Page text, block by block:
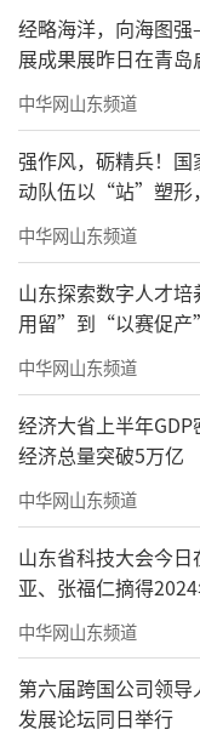
式与良性发展”
企业家、大咖
发展路径和商
区）”展旨在多
流，树立优秀
推动行业可持续
▲青岛云玺
云玺社区
活的一个缩影。
经略海洋，向海图
展成果展昨日在青岛
中华网山东频道
强作风，砺精兵！
动队伍以“站”塑
中华网山东频道
山东探索数字人才
用留”到“以赛促
中华网山东频道
经济大省上半年
经济总量突破5万亿
中华网山东频道
山东省科技大会今
亚、张福仁摘得
奖最高奖！
中华网山东频道
第六届跨国公司领
发展论坛同日举行